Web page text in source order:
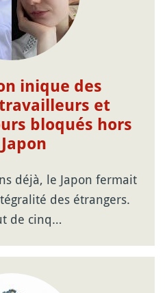
inique des
et
bloqués hors
déjà, le Japon fermait
des étrangers.
de cinq…